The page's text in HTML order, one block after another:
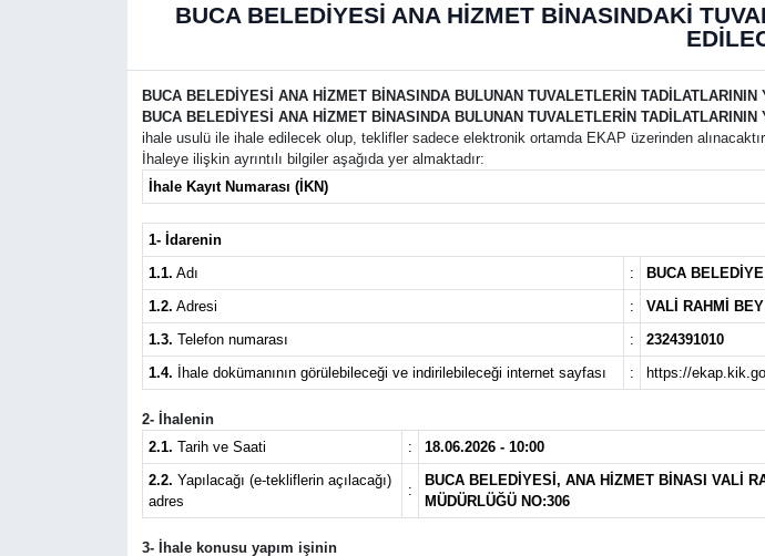
BUCA BELEDİYESİ ANA HİZMET BİNASINDAKİ
BUCA BELEDİYESİ ANA HİZMET BİNASINDA BULUNAN TUVALETLERİN TADİLATLARININ
BUCA BELEDİYESİ ANA HİZMET BİNASINDA BULUNAN TUVALETLERİN TADİLATLARININ
ihale usulü ile ihale edilecek olup, teklifler sadece elektronik ortamda EKAP üzerinden alınacaktır.
İhaleye ilişkin ayrıntılı bilgiler aşağıda yer almaktadır:
İhale Kayıt Numarası (İKN)
1- İdarenin
1.1. Adı :
BUCA
1.2. Adresi :
VALİ RAHMİ
1.3. Telefon numarası :
2324391010
1.4. İhale dokümanının görülebileceği ve indirilebileceği internet sayfası : https://
2- İhalenin
2.1. Tarih ve Saati :
18.06.2026 - 10:00
2.2. Yapılacağı (e-tekliflerin açılacağı)
adres
:
BUCA BELEDİYESİ, ANA HİZMET BİNASI VALİ
MÜDÜRLÜĞÜ NO:306
3- İhale konusu yapım işinin
Foto Galeri